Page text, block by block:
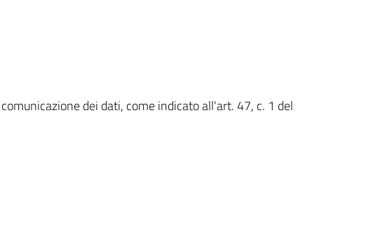
dei dati, come indicato all'art. 47, c. 1 del